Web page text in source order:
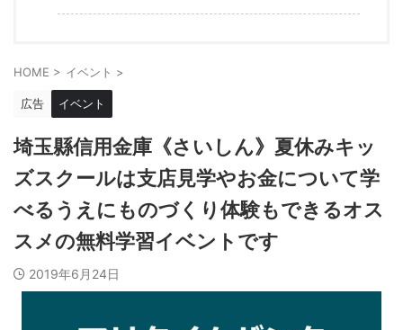
HOME > イベント >
広告 イベント
埼玉縣信用金庫《さいしん》夏休みキッ
ズスクールは支店見学やお金について学
べるうえにものづくり体験もできるオス
スメの無料学習イベントです
2019年6月24日